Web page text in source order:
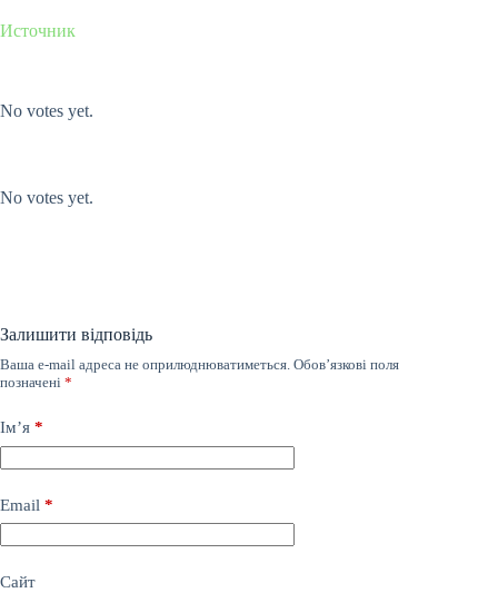
Источник
No votes yet.
No votes yet.
Залишити відповідь
Ваша e-mail адреса не оприлюднюватиметься. Обов’язкові поля
позначені *
Ім’я *
Email *
Сайт